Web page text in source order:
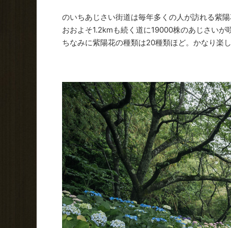
のいちあじさい街道は毎年多くの人が訪れる紫陽
おおよそ1.2kmも続く道に19000株のあじさいが
ちなみに紫陽花の種類は20種類ほど。かなり楽し